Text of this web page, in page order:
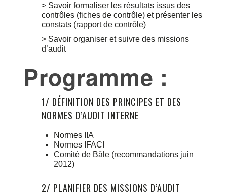
> Savoir formaliser les résultats issus des
contrôles (fiches de contrôle) et présenter les
constats (rapport de contrôle)
> Savoir organiser et suivre des missions
d’audit
Programme :
1/ DÉFINITION DES PRINCIPES ET DES
NORMES D’AUDIT INTERNE
Normes IIA
Normes IFACI
Comité de Bâle (recommandations juin
2012)
2/ PLANIFIER DES MISSIONS D’AUDIT